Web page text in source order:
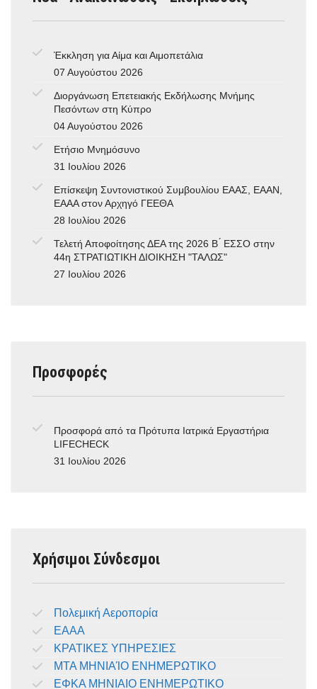
Έκκληση για Αίμα και Αιμοπετάλια
07 Αυγούστου 2026
Διοργάνωση Επετειακής Εκδήλωσης Μνήμης
Πεσόντων στη Κύπρο
04 Αυγούστου 2026
Ετήσιο Μνημόσυνο
31 Ιουλίου 2026
Επίσκεψη Συντονιστικού Συμβουλίου ΕΑΑΣ, ΕΑΑΝ,
ΕΑΑΑ στον Αρχηγό ΓΕΕΘΑ
28 Ιουλίου 2026
Τελετή Αποφοίτησης ΔΕΑ της 2026 Β ́ ΕΣΣΟ στην
44η ΣΤΡΑΤΙΩΤΙΚΗ ΔΙΟΙΚΗΣΗ "ΤΑΛΩΣ"
27 Ιουλίου 2026
Προσφορές
Προσφορά από τα Πρότυπα Ιατρικά Εργαστήρια
LIFECHECK
31 Ιουλίου 2026
Χρήσιμοι Σύνδεσμοι
Πολεμική Αεροπορία
ΕΑΑΑ
ΚΡΑΤΙΚΕΣ ΥΠΗΡΕΣΙΕΣ
ΜΤΑ ΜΗΝΙΑΊΟ ΕΝΗΜΕΡΩΤΙΚΟ
ΕΦΚΑ ΜΗΝΙΑΙΟ ΕΝΗΜΕΡΩΤΙΚΟ